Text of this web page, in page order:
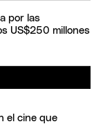
por las
US$250 millones
el cine que